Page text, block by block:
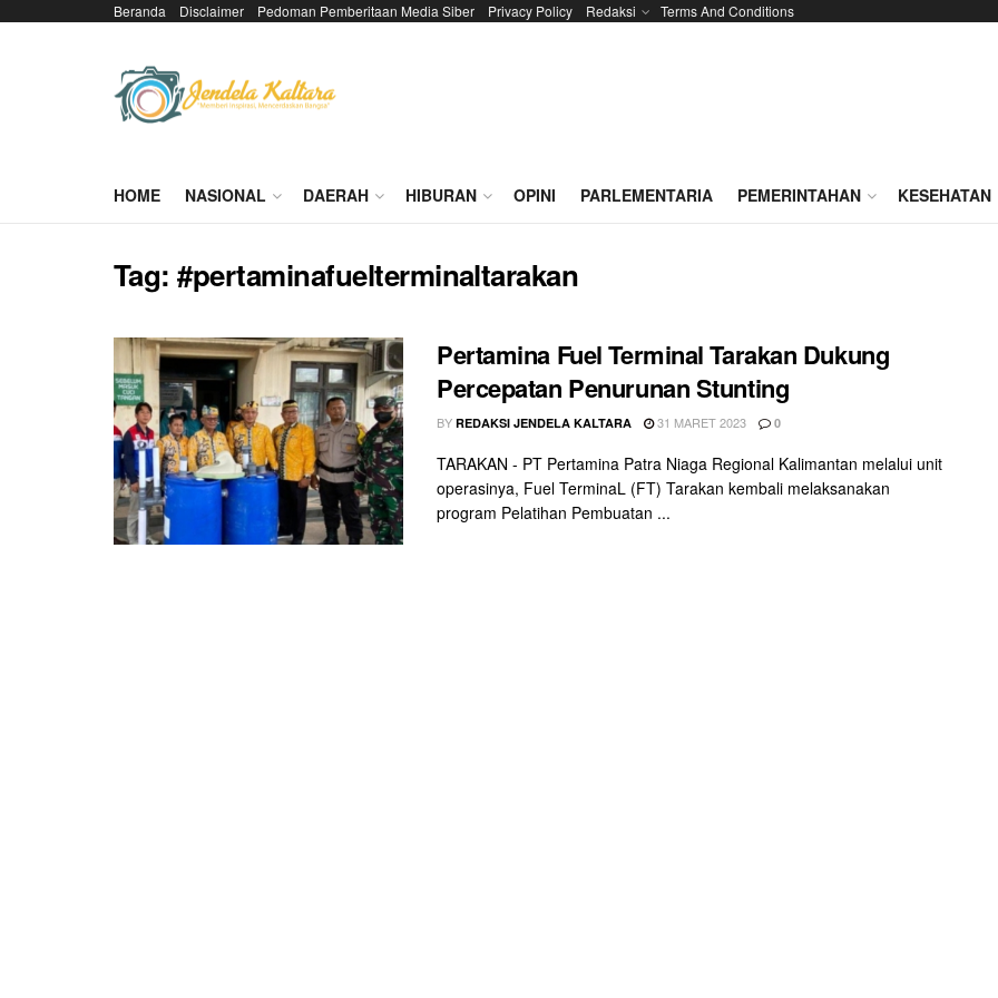
Beranda Disclaimer Pedoman Pemberitaan Media Siber Privacy Policy Redaksi Terms And Conditions
HOME NASIONAL DAERAH HIBURAN OPINI PARLEMENTARIA PEMERINTAHAN KESEHATAN
Tag:#pertaminafuelterminaltarakan
Pertamina Fuel Terminal Tarakan Dukung
Percepatan Penurunan Stunting
BY REDAKSI JENDELA KALTARA 31 MARET 2023 0
TARAKAN - PT Pertamina Patra Niaga Regional Kalimantan melalui unit
operasinya, Fuel TerminaL (FT) Tarakan kembali melaksanakan
program Pelatihan Pembuatan ...